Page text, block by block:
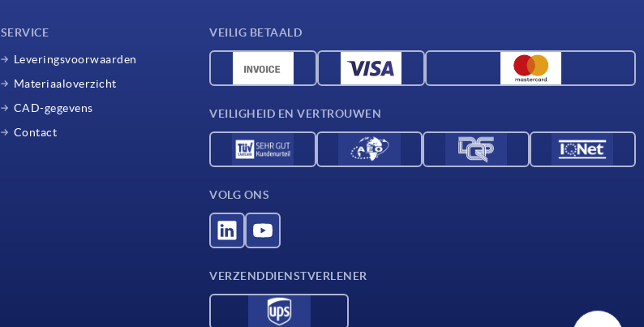
SERVICE
Leveringsvoorwaarden
Materiaaloverzicht
CAD-gegevens
Contact
VEILIG BETAALD
VEILIGHEID EN VERTROUWEN
VOLG ONS
VERZENDDIENSTVERLENER